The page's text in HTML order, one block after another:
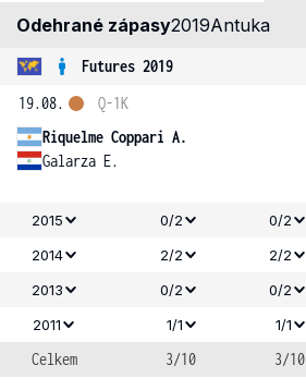
Odehrané zápasy2019Antuka
Futures 2019
19.08.
Riquelme Coppari A.
Galarza E.
Q-1K
2015 0/2 0/2
2014 2/2 2/2
2013 0/2 0/2
2011 1/1 1/1
Celkem
3/10 3/10